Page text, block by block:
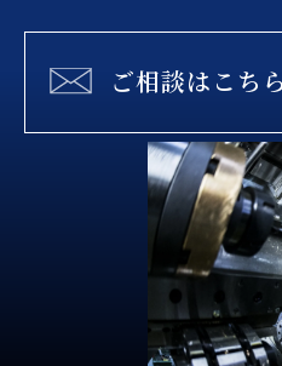
ご相談はこちら